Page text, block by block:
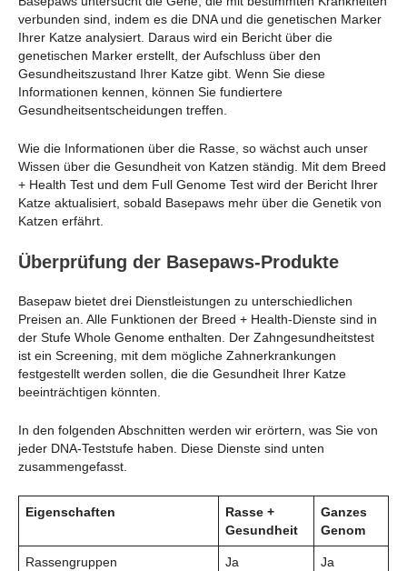
verbunden sind, indem es die DNA und die genetischen Marker
Ihrer Katze analysiert. Daraus wird ein Bericht über die
genetischen Marker erstellt, der Aufschluss über den
Gesundheitszustand Ihrer Katze gibt. Wenn Sie diese
Informationen kennen, können Sie fundiertere
Gesundheitsentscheidungen treffen.
Wie die Informationen über die Rasse, so wächst auch unser
Wissen über die Gesundheit von Katzen ständig. Mit dem Breed
+ Health Test und dem Full Genome Test wird der Bericht Ihrer
Katze aktualisiert, sobald Basepaws mehr über die Genetik von
Katzen erfährt.
Überprüfung der Basepaws-Produkte
Basepaw bietet drei Dienstleistungen zu unterschiedlichen
Preisen an. Alle Funktionen der Breed + Health-Dienste sind in
der Stufe Whole Genome enthalten. Der Zahngesundheitstest
ist ein Screening, mit dem mögliche Zahnerkrankungen
festgestellt werden sollen, die die Gesundheit Ihrer Katze
beeinträchtigen könnten.
In den folgenden Abschnitten werden wir erörtern, was Sie von
jeder DNA-Teststufe haben. Diese Dienste sind unten
zusammengefasst.
Eigenschaften
Rasse +
Gesundheit
Ganzes
Genom
Rassengruppen Ja Ja